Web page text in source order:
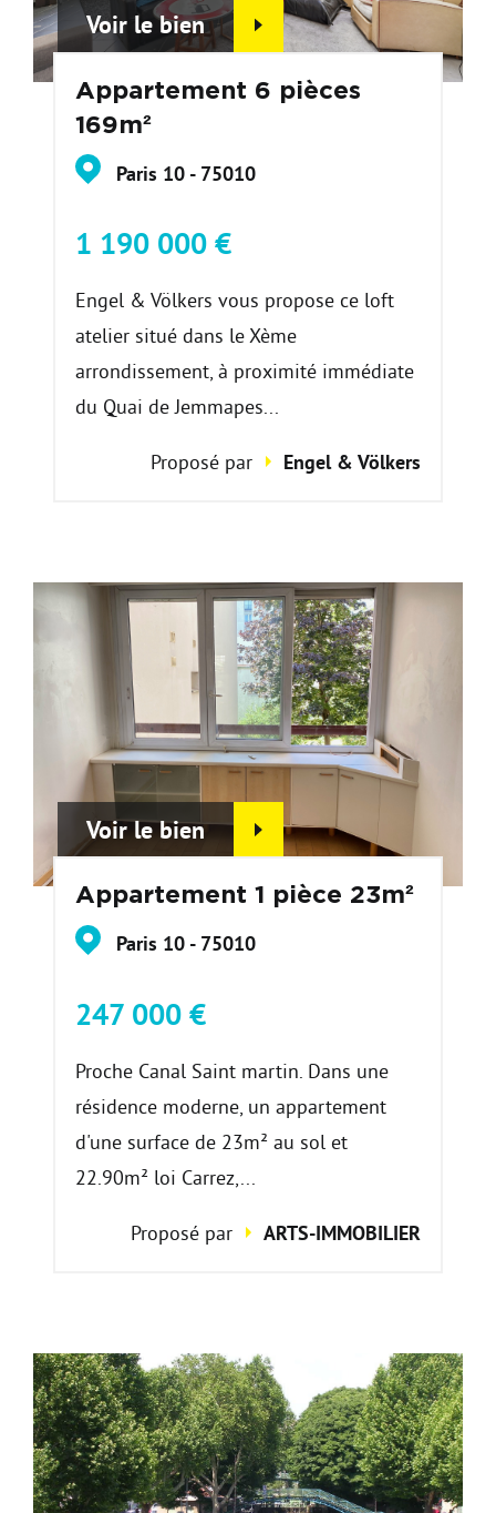
Voir le bien
Appartement 6 pièces
169m²
Paris 10 - 75010
1 190 000 €
Engel & Völkers vous propose ce loft
atelier situé dans le Xème
arrondissement, à proximité immédiate
du Quai de Jemmapes...
Proposé par Engel & Völkers
Voir le bien
Appartement 1 pièce 23m²
Paris 10 - 75010
247 000 €
Proche Canal Saint martin. Dans une
résidence moderne, un appartement
d'une surface de 23m² au sol et
22.90m² loi Carrez,...
Proposé par ARTS-IMMOBILIER